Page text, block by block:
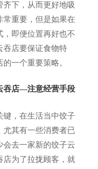
下，从而更好地吸
常重要，但是如果在
，即便位置再好也不
吞店要保证食物特
一个重要策略。
吞店—注意经营手段
键，在生活当中饺子
尤其有一些消费者已
会去一家新的饺子云
店为了拉拢顾客，就